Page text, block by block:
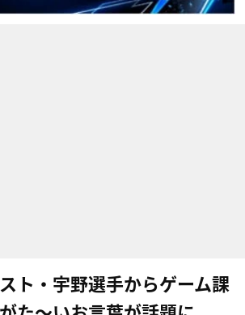
ト・宇野選手からゲーム課